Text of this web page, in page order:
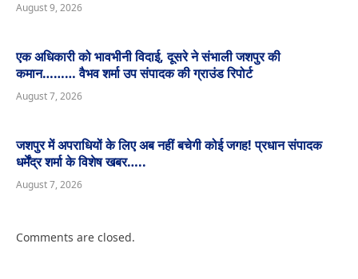
August 9, 2026
एक अधिकारी को भावभीनी विदाई, दूसरे ने संभाली जशपुर की
कमान……… वैभव शर्मा उप संपादक की ग्राउंड रिपोर्ट
August 7, 2026
जशपुर में अपराधियों के लिए अब नहीं बचेगी कोई जगह! प्रधान संपादक
धर्मेंद्र शर्मा के विशेष खबर…..
August 7, 2026
Comments are closed.